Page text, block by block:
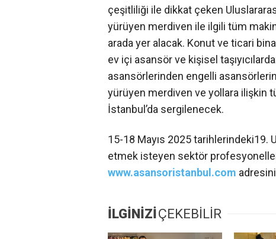
çeşitliliği ile dikkat çeken
yürüyen merdiven ile ilgili tüm
arada yer alacak. Konut ve ticari
ev içi asansör ve kişisel
asansörlerinden engelli
yürüyen merdiven ve yollara ilişkin
İstanbul’da sergilenecek.
15-18 Mayıs 2025 tarihlerindeki19.
etmek isteyen sektör
www.asansoristanbul.com
İLGİNİZİÇEKEBİLİR